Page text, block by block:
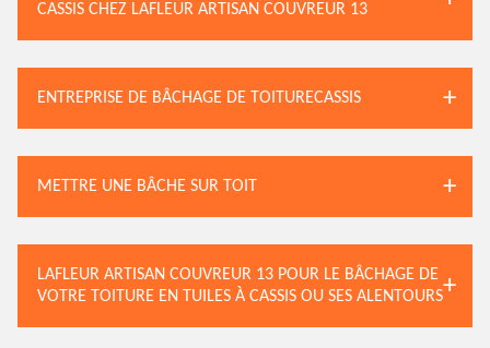
CASSIS CHEZ LAFLEUR ARTISAN COUVREUR 13
ENTREPRISE DE BÂCHAGE DE TOITURECASSIS
METTRE UNE BÂCHE SUR TOIT
LAFLEUR ARTISAN COUVREUR 13 POUR LE BÂCHAGE DE
VOTRE TOITURE EN TUILES À CASSIS OU SES ALENTOURS